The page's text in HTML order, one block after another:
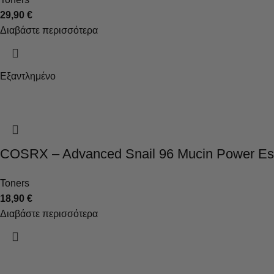
29,90 €
Διαβάστε περισσότερα
Εξαντλημένο
COSRX – Advanced Snail 96 Mucin Power
Toners
18,90 €
Διαβάστε περισσότερα